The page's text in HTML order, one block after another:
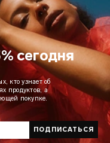
сегодня
кто узнает об
продуктов, а
покупке.